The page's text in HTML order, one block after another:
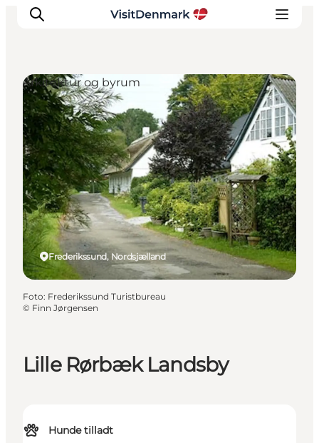
Inspiration
Destinationer
Oplevelser
Overnatning
Planlæg ferien
Lille Rørbæk Landsby
Hunde tilladt
Frederikssund, Nordsjælland
Arkitektur og byrum
Foto: Frederikssund Turistbureau
© Finn Jørgensen